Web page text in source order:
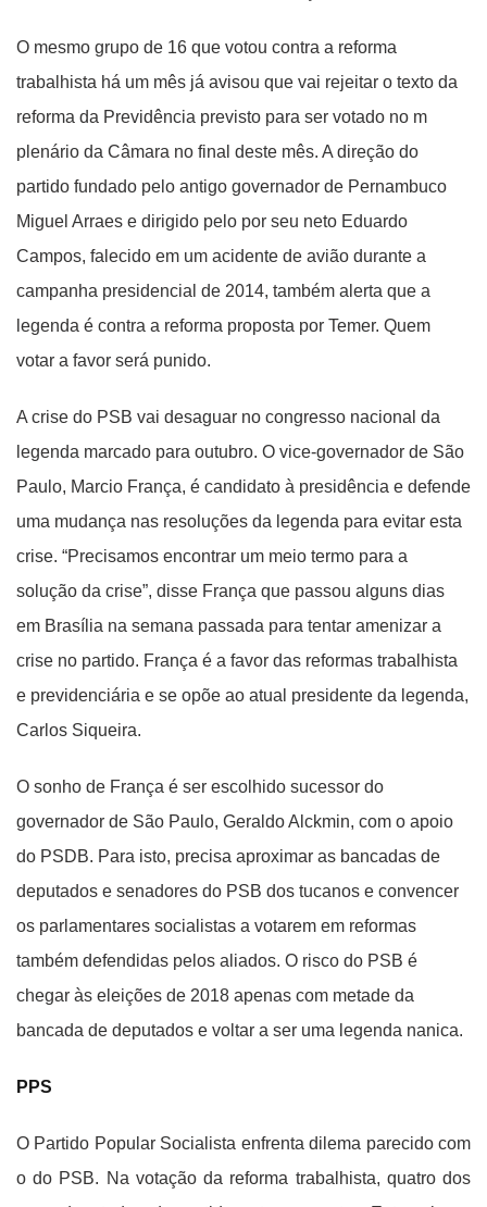
O mesmo grupo de 16 que votou contra a reforma
trabalhista há um mês já avisou que vai rejeitar o texto da
reforma da Previdência previsto para ser votado no m
plenário da Câmara no final deste mês. A direção do
partido fundado pelo antigo governador de Pernambuco
Miguel Arraes e dirigido pelo por seu neto Eduardo
Campos, falecido em um acidente de avião durante a
campanha presidencial de 2014, também alerta que a
legenda é contra a reforma proposta por Temer. Quem
votar a favor será punido.
A crise do PSB vai desaguar no congresso nacional da
legenda marcado para outubro. O vice-governador de São
Paulo, Marcio França, é candidato à presidência e defende
uma mudança nas resoluções da legenda para evitar esta
crise. “Precisamos encontrar um meio termo para a
solução da crise”, disse França que passou alguns dias
em Brasília na semana passada para tentar amenizar a
crise no partido. França é a favor das reformas trabalhista
e previdenciária e se opõe ao atual presidente da legenda,
Carlos Siqueira.
O sonho de França é ser escolhido sucessor do
governador de São Paulo, Geraldo Alckmin, com o apoio
do PSDB. Para isto, precisa aproximar as bancadas de
deputados e senadores do PSB dos tucanos e convencer
os parlamentares socialistas a votarem em reformas
também defendidas pelos aliados. O risco do PSB é
chegar às eleições de 2018 apenas com metade da
bancada de deputados e voltar a ser uma legenda nanica.
PPS
O Partido Popular Socialista enfrenta dilema parecido com
o do PSB. Na votação da reforma trabalhista, quatro dos